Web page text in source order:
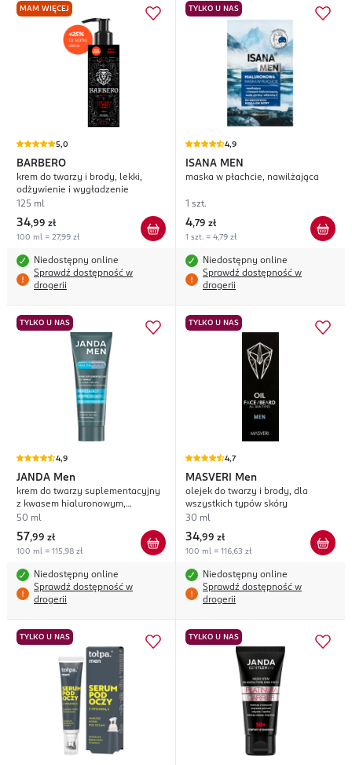
MAM WIĘCEJ
5,0
BARBERO
krem do twarzy i brody, lekki,
odżywienie i wygładzenie
125 ml
34,99 zł
100 ml = 27,99 zł
Niedostępny online
Sprawdź dostępność w
drogerii
TYLKO U NAS
4,9
ISANA MEN
maska w płachcie, nawilżająca
1 szt.
4,79 zł
1 szt. = 4,79 zł
Niedostępny online
Sprawdź dostępność w
drogerii
TYLKO U NAS
4,9
JANDA Men
krem do twarzy suplementacyjny
z kwasem hialuronowym,
nawilżający, rewitalizujący,
przeciwstarzeniowy, na dzień i na
noc
50 ml
57,99 zł
100 ml = 115,98 zł
Niedostępny online
Sprawdź dostępność w
drogerii
TYLKO U NAS
4,7
MASVERI Men
olejek do twarzy i brody, dla
wszystkich typów skóry
30 ml
34,99 zł
100 ml = 116,63 zł
Niedostępny online
Sprawdź dostępność w
drogerii
TYLKO U NAS TYLKO U NAS